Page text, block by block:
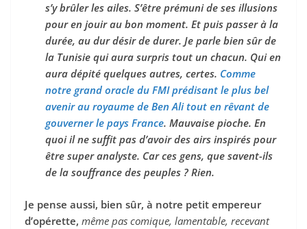
s’y brûler les ailes. S’être prémuni de ses illusions
pour en jouir au bon moment. Et puis passer à la
durée, au dur désir de durer. Je parle bien sûr de
la Tunisie qui aura surpris tout un chacun. Qui en
aura dépité quelques autres, certes. Comme
notre grand oracle du FMI prédisant le plus bel
avenir au royaume de Ben Ali tout en rêvant de
gouverner le pays France. Mauvaise pioche. En
quoi il ne suffit pas d’avoir des airs inspirés pour
être super analyste. Car ces gens, que savent-ils
de la souffrance des peuples ? Rien.
Je pense aussi, bien sûr, à notre petit empereur
d’opérette, même pas comique, lamentable, recevant